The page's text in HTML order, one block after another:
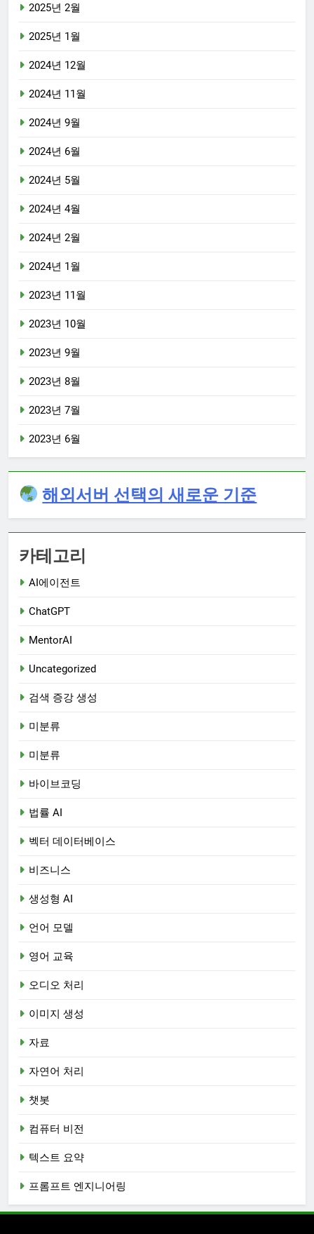
2025년 2월
2025년 1월
2024년 12월
2024년 11월
2024년 9월
2024년 6월
2024년 5월
2024년 4월
2024년 2월
2024년 1월
2023년 11월
2023년 10월
2023년 9월
2023년 8월
2023년 7월
2023년 6월
해외서버 선택의 새로운 기준
카테고리
AI에이전트
ChatGPT
MentorAI
Uncategorized
검색 증강 생성
미분류
미분류
바이브코딩
법률 AI
벡터 데이터베이스
비즈니스
생성형 AI
언어 모델
영어 교육
오디오 처리
이미지 생성
자료
자연어 처리
챗봇
컴퓨터 비전
텍스트 요약
프롬프트 엔지니어링